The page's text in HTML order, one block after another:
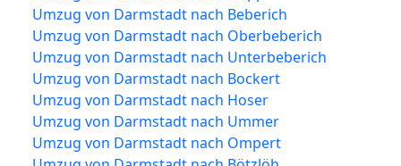
Umzug von Darmstadt nach Beberich
Umzug von Darmstadt nach Oberbeberich
Umzug von Darmstadt nach Unterbeberich
Umzug von Darmstadt nach Bockert
Umzug von Darmstadt nach Hoser
Umzug von Darmstadt nach Ummer
Umzug von Darmstadt nach Ompert